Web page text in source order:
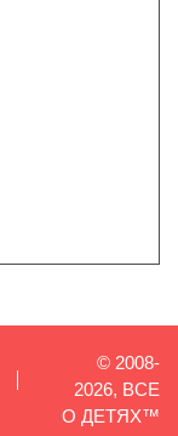
© 2008-
2026, ВСЕ
О ДЕТЯХ™